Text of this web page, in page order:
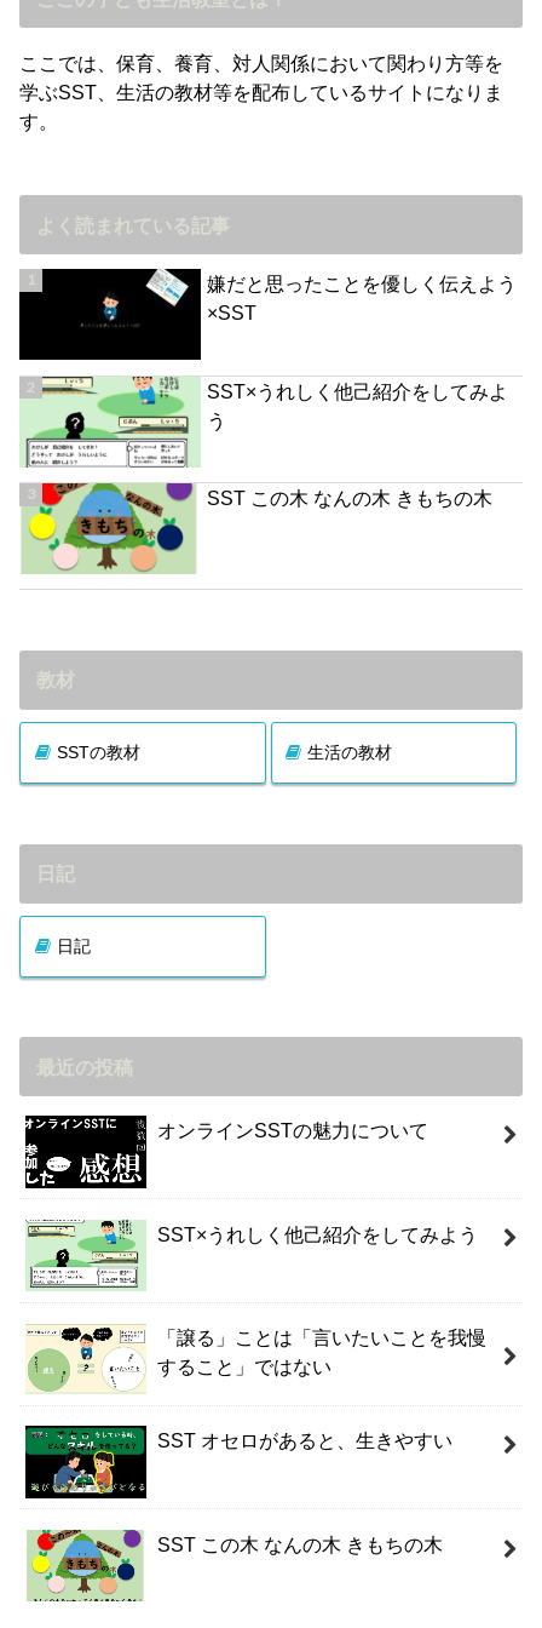
ここでは、保育、養育、対人関係において関わり方等を
学ぶSST、生活の教材等を配布しているサイトになりま
す。
よく読まれている記事
嫌だと思ったことを優しく伝えよう
×SST
SST×うれしく他己紹介をしてみよ
う
SST この木 なんの木 きもちの木
教材
SSTの教材 生活の教材
日記
日記
最近の投稿
オンラインSSTの魅力について
SST×うれしく他己紹介をしてみよう
「譲る」ことは「言いたいことを我慢
すること」ではない
SST オセロがあると、生きやすい
SST この木 なんの木 きもちの木